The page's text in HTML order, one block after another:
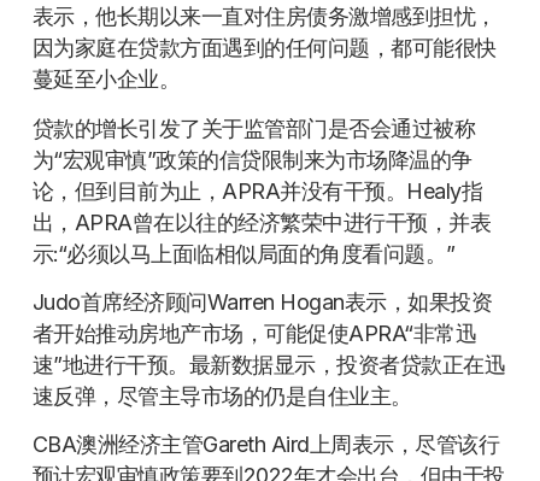
表示，他长期以来一直对住房债务激增感到担忧，
因为家庭在贷款方面遇到的任何问题，都可能很快
蔓延至小企业。
贷款的增长引发了关于监管部门是否会通过被称
为“宏观审慎”政策的信贷限制来为市场降温的争
论，但到目前为止，APRA并没有干预。Healy指
出，APRA曾在以往的经济繁荣中进行干预，并表
示:“必须以马上面临相似局面的角度看问题。”
Judo首席经济顾问Warren Hogan表示，如果投资
者开始推动房地产市场，可能促使APRA“非常迅
速”地进行干预。最新数据显示，投资者贷款正在迅
速反弹，尽管主导市场的仍是自住业主。
CBA澳洲经济主管Gareth Aird上周表示，尽管该行